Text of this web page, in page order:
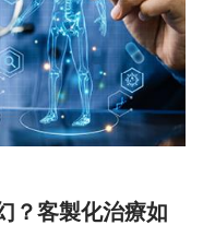
？客製化治療如